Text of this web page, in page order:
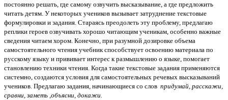
постоянно решать, где самому озвучить высказывание, а где предложить
читать детям. У некоторых учеников вызывает затруднение текстовые
формулировки и задания. Стараясь преодолеть эту проблему, предлагаю
реплики героев озвучивать хорошо читающим ученикам, особенно важные
сведения читаем хором. Конечно, при разумной дозировке объема
самостоятельного чтения учебник способствует освоению материала по
русскому языку и прививает интерес к размышлению о языке, помогает
становлению техники чтения. Когда такие текстовые задания применяются
системно, создаются условия для самостоятельных речевых высказываний
учеников. Предлагаю задания, начинающиеся со слов придумай, расскажи,
сравни, заметь ,объясни, докажи.